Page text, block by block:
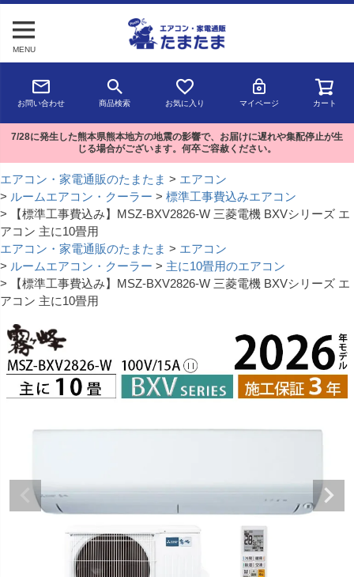
MENU
お問い合わせ 商品検索 お気に入り マイページ カート
7/28に発生した熊本県熊本地方の地震の影響で、お届けに遅れや集配停止が生
じる場合がございます。何卒ご容赦ください。
エアコン・家電通販のたまたま
エアコン
ルームエアコン・クーラー
標準工事費込みエアコン
【標準工事費込み】MSZ-BXV2826-W 三菱電機 BXVシリーズ エ
アコン 主に10畳用
エアコン・家電通販のたまたま
エアコン
ルームエアコン・クーラー
主に10畳用のエアコン
【標準工事費込み】MSZ-BXV2826-W 三菱電機 BXVシリーズ エ
アコン 主に10畳用